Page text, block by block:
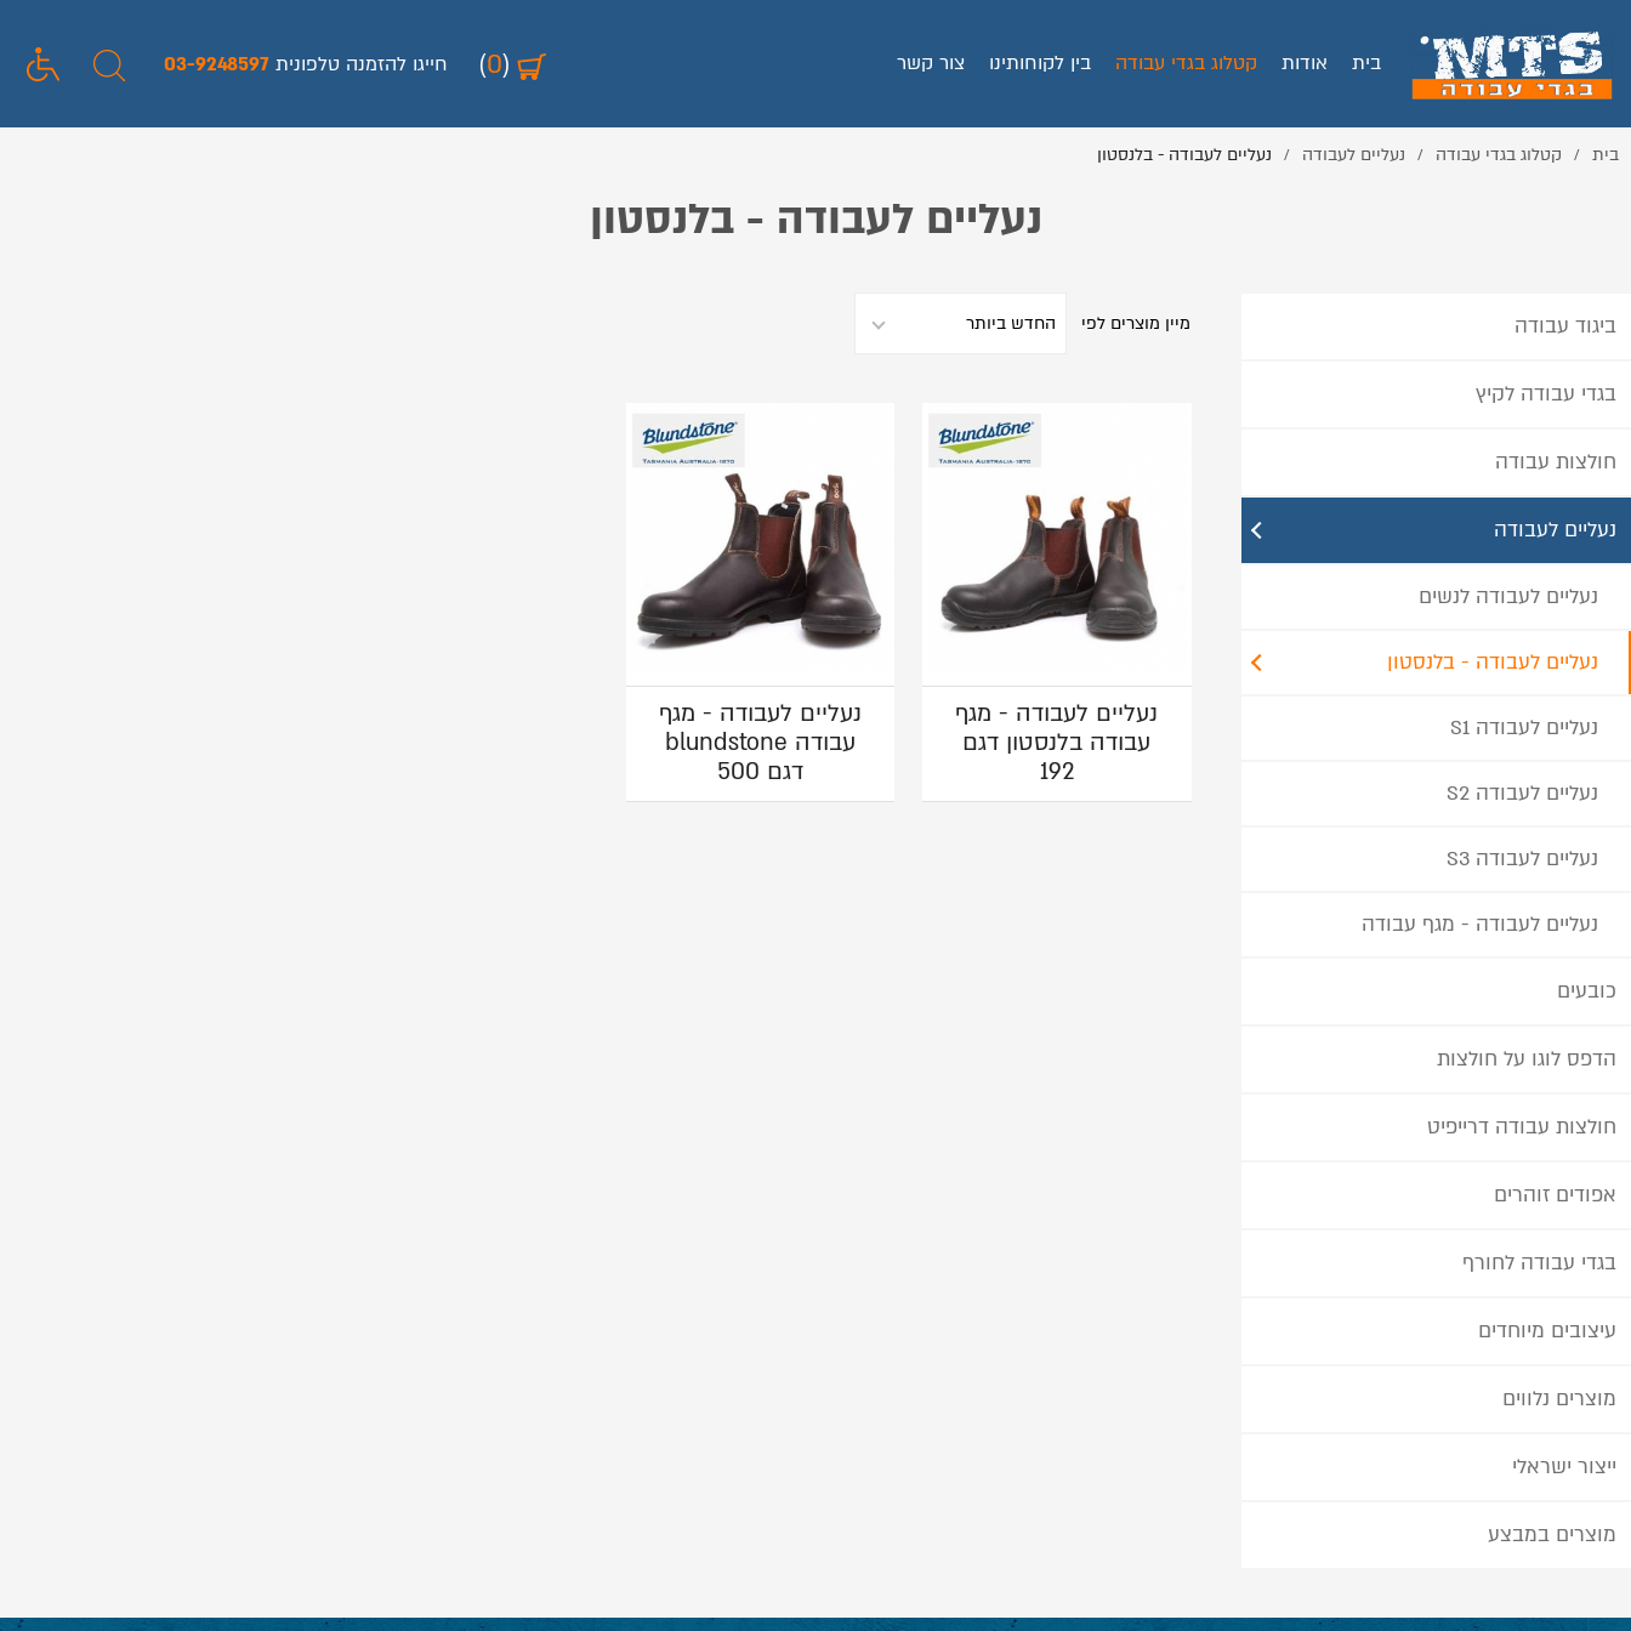
בית אודות קטלוג בגדי עבודה בין לקוחותינו צור קשר חייגו להזמנה טלפונית 03-9248597 (0)
בית / קטלוג בגדי עבודה / נעליים לעבודה / נעליים לעבודה - בלנסטון
נעליים לעבודה - בלנסטון
ביגוד עבודה
בגדי עבודה לקיץ
חולצות עבודה
נעליים לעבודה
נעליים לעבודה לנשים
נעליים לעבודה - בלנסטון
נעליים לעבודה S1
נעליים לעבודה S2
נעליים לעבודה S3
נעליים לעבודה - מגף עבודה
כובעים
הדפס לוגו על חולצות
חולצות עבודה דרייפיט
אפודים זוהרים
בגדי עבודה לחורף
עיצובים מיוחדים
מוצרים נלווים
ייצור ישראלי
מוצרים במבצע
מיין מוצרים לפי
נעליים לעבודה - מגף
עבודה בלנסטון דגם
192
נעליים לעבודה - מגף
עבודה blundstone
דגם 500